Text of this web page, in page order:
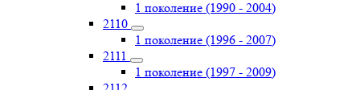
1 поколение (1990 - 2004)
2110
1 поколение (1996 - 2007)
2111
1 поколение (1997 - 2009)